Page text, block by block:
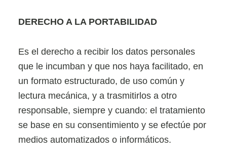
DERECHO A LA PORTABILIDAD
Es el derecho a recibir los datos personales
que le incumban y que nos haya facilitado, en
un formato estructurado, de uso común y
lectura mecánica, y a trasmitirlos a otro
responsable, siempre y cuando: el tratamiento
se base en su consentimiento y se efectúe por
medios automatizados o informáticos.